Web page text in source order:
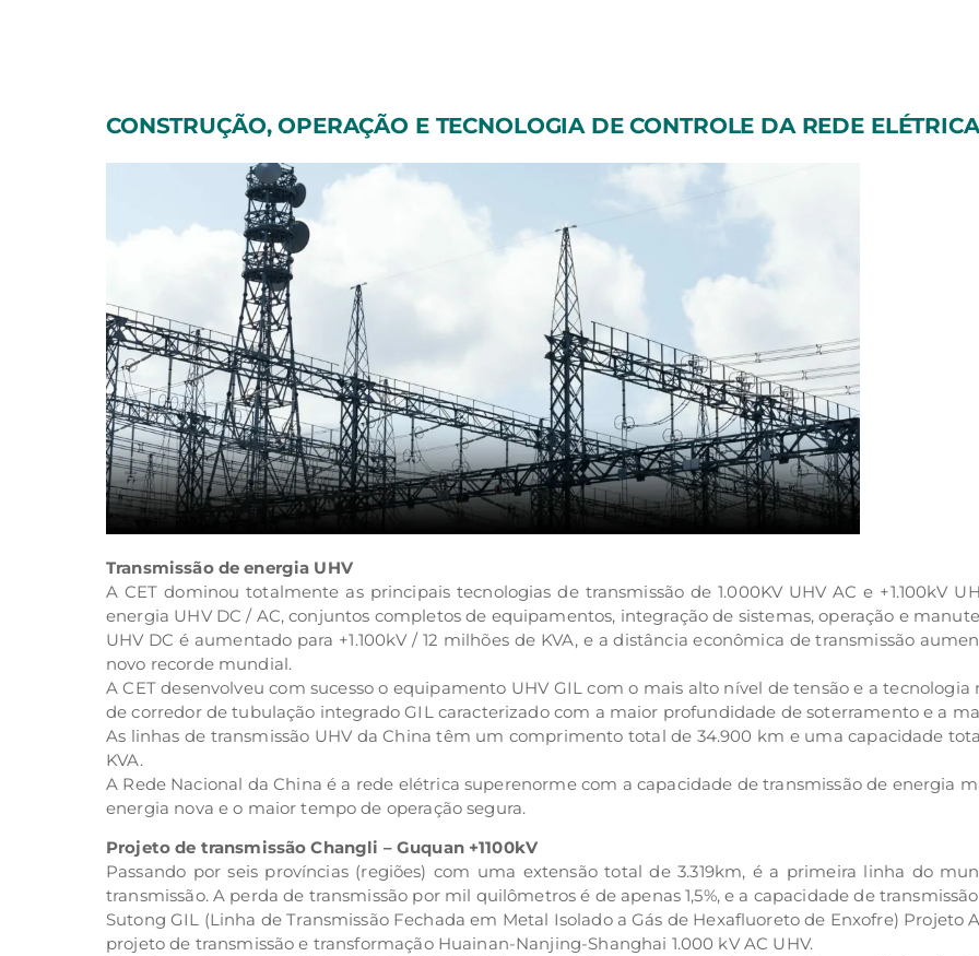
CONSTRUÇÃO, OPERAÇÃO E TECNOLOGIA DE CONTROLE DA REDE ELÉTRICA
Transmissão de energia UHV
A CET dominou totalmente as principais tecnologias de transmissão de 1.000KV UHV AC e +1.100kV
energia UHV DC / AC, conjuntos completos de equipamentos, integração de sistemas, operação e
UHV DC é aumentado para +1.100kV / 12 milhões de KVA, e a distância econômica de transmissão
novo recorde mundial.
A CET desenvolveu com sucesso o equipamento UHV GIL com o mais alto nível de tensão e a
de corredor de tubulação integrado GIL caracterizado com a maior profundidade de soterramento e a
As linhas de transmissão UHV da China têm um comprimento total de 34.900 km e uma capacidade
KVA.
A Rede Nacional da China é a rede elétrica superenorme com a capacidade de transmissão de energia
energia nova e o maior tempo de operação segura.
Projeto de transmissão Changli – Guquan +1100kV
Passando por seis províncias (regiões) com uma extensão total de 3.319km, é a primeira linha do
transmissão. A perda de transmissão por mil quilômetros é de apenas 1,5%, e a capacidade de
Sutong GIL (Linha de Transmissão Fechada em Metal Isolado a Gás de Hexafluoreto de Enxofre)
projeto de transmissão e transformação Huainan-Nanjing-Shanghai 1.000 kV AC UHV.